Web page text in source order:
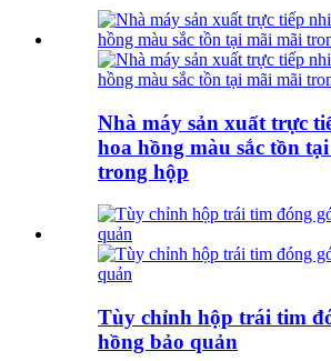
Nhà máy sản xuất trực
hoa hồng màu sắc tồn
trong hộp
Tùy chỉnh hộp trái tim
hồng bảo quản